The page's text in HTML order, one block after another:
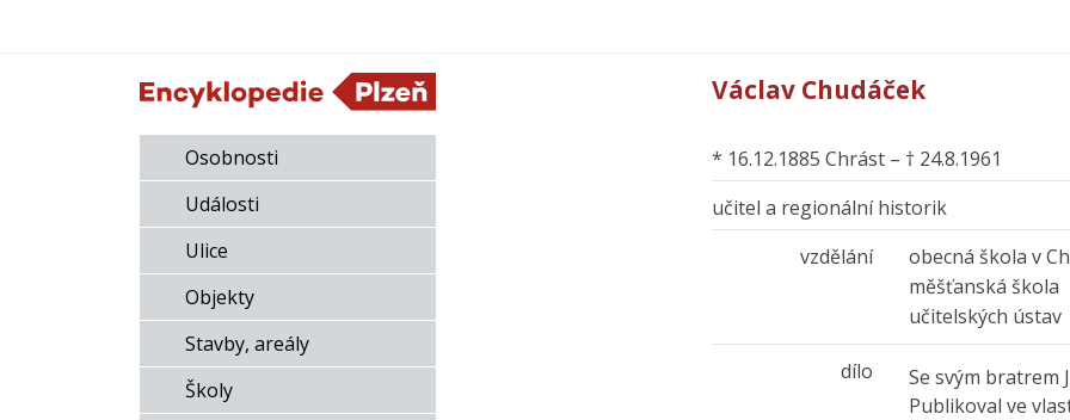
Osobnosti
Události
Ulice
Objekty
Stavby, areály
Školy
Václav Chudáček
* 16.12.1885 Chrást – † 24.8.1961
učitel a regionální historik
vzdělání
obecná škola v
měšťanská škola
učitelských ústav
dílo
Se svým bratrem
Publikoval ve